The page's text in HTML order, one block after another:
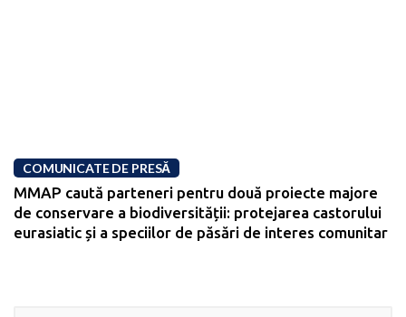
COMUNICATE DE PRESĂ
MMAP caută parteneri pentru două proiecte majore
de conservare a biodiversității: protejarea castorului
eurasiatic și a speciilor de păsări de interes comunitar